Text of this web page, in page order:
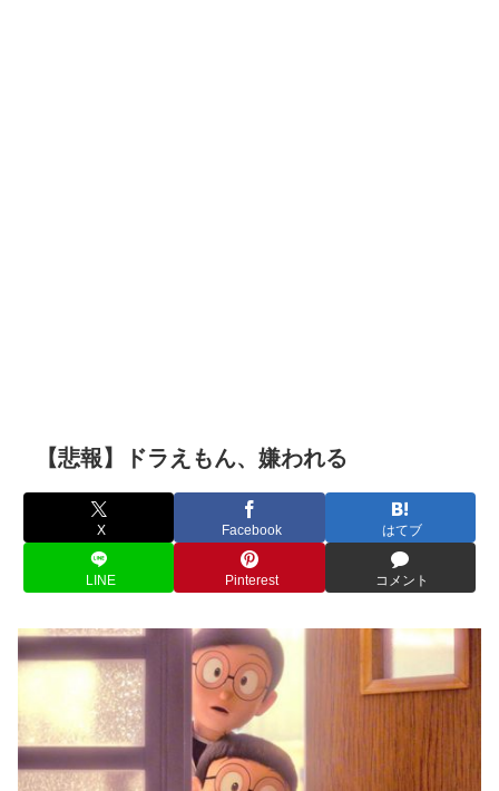
【悲報】ドラえもん、嫌われる
X Facebook はてブ
LINE Pinterest コメント